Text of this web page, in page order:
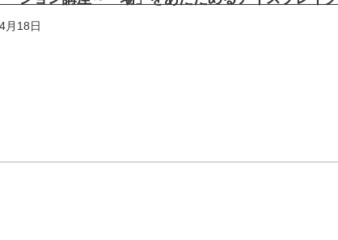
月18日